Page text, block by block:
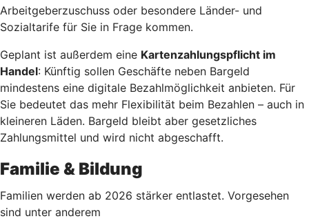
Arbeitgeberzuschuss oder besondere Länder- und
Sozialtarife für Sie in Frage kommen.
Geplant ist außerdem eine Kartenzahlungspflicht im
Handel: Künftig sollen Geschäfte neben Bargeld
mindestens eine digitale Bezahlmöglichkeit anbieten. Für
Sie bedeutet das mehr Flexibilität beim Bezahlen – auch in
kleineren Läden. Bargeld bleibt aber gesetzliches
Zahlungsmittel und wird nicht abgeschafft.
Familie & Bildung
Familien werden ab 2026 stärker entlastet. Vorgesehen
sind unter anderem